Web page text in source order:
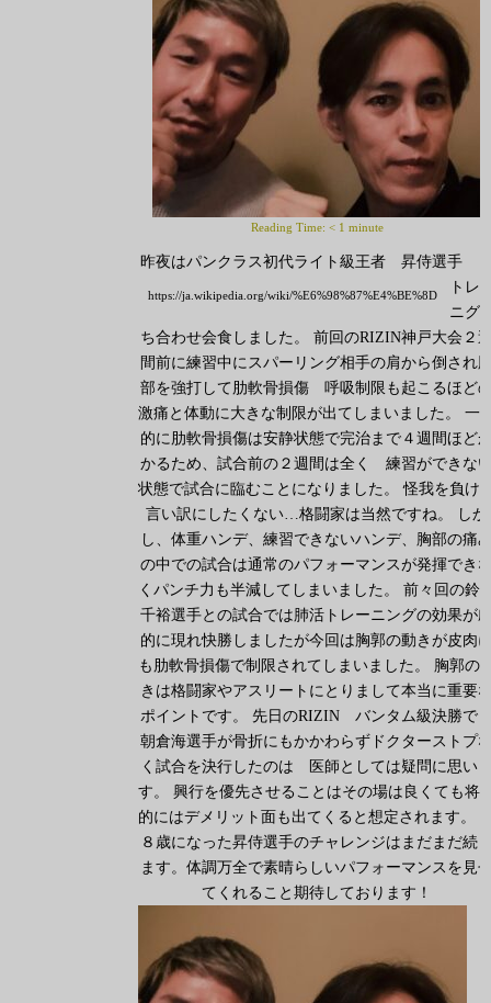
Reading Time: < 1 minute
昨夜はパンクラス初代ライト級王者 昇侍選手
https://ja.wikipedia.org/wiki/%E6%98%87%E4%BE%8D
トレ
ニグ
ち合わせ会食しました。 前回のRIZIN神戸大会２
間前に練習中にスパーリング相手の肩から倒され
部を強打して肋軟骨損傷 呼吸制限も起こるほど
激痛と体動に大きな制限が出てしまいました。 一
的に肋軟骨損傷は安静状態で完治まで４週間ほど
かるため、試合前の２週間は全く 練習ができな
状態で試合に臨むことになりました。 怪我を負け
言い訳にしたくない…格闘家は当然ですね。 しか
し、体重ハンデ、練習できないハンデ、胸部の痛
の中での試合は通常のパフォーマンスが発揮でき
くパンチ力も半減してしまいました。 前々回の鈴
千裕選手との試合では肺活トレーニングの効果が
的に現れ快勝しましたが今回は胸郭の動きが皮肉
も肋軟骨損傷で制限されてしまいました。 胸郭の
きは格闘家やアスリートにとりまして本当に重要
ポイントです。 先日のRIZIN バンタム級決勝
朝倉海選手が骨折にもかかわらずドクターストプ
く試合を決行したのは 医師としては疑問に思い
す。 興行を優先させることはその場は良くても将
的にはデメリット面も出てくると想定されます。
８歳になった昇侍選手のチャレンジはまだまだ続
ます。体調万全で素晴らしいパフォーマンスを見
てくれること期待しております！